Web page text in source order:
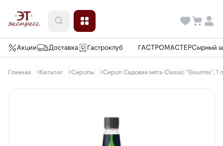
Акции Доставка Гастроклуб ГАСТРОМАСТЕРСырный
Главная Каталог Сиропы Сироп Садовая мята Classic "Gourmix", 1 л